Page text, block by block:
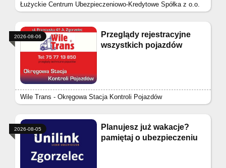
Łużyckie Centrum Ubezpieczeniowo-Kredytowe Spółka z o.o.
Przeglądy rejestracyjne
wszystkich pojazdów
Wile Trans - Okręgowa Stacja Kontroli Pojazdów
2026-08-06
Planujesz już wakacje?
pamiętaj o ubezpieczeniu
2026-08-05